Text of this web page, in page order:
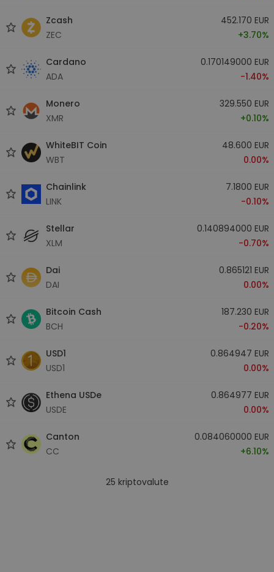
Zcash
ZEC
452.170 EUR
+3.70%
Cardano
ADA
0.170149000 EUR
-1.40%
Monero
XMR
329.550 EUR
+0.10%
WhiteBIT Coin
WBT
48.600 EUR
0.00%
Chainlink
LINK
7.1800 EUR
-0.10%
Stellar
XLM
0.140894000 EUR
-0.70%
Dai
DAI
0.865121 EUR
0.00%
Bitcoin Cash
BCH
187.230 EUR
-0.20%
USD1
USD1
0.864947 EUR
0.00%
Ethena USDe
USDE
0.864977 EUR
0.00%
Canton
CC
0.084060000 EUR
+6.10%
25 kriptovalute